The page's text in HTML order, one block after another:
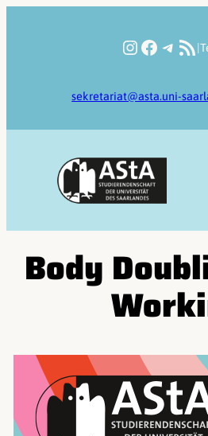
Instagram
RSS-|
sekretariat@asta.uni-
Body